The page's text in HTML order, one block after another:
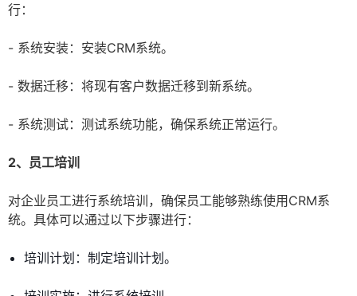
行：
- 系统安装：安装CRM系统。
- 数据迁移：将现有客户数据迁移到新系统。
- 系统测试：测试系统功能，确保系统正常运行。
2、员工培训
对企业员工进行系统培训，确保员工能够熟练使用CRM系
统。具体可以通过以下步骤进行：
培训计划：制定培训计划。